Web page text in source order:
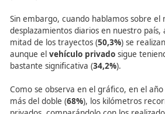
documento “Cuentas ecológicas
Ecologistas en Acción, en el año
Como se aprecia en el gráfico, el